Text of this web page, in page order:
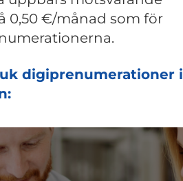
0,50 €/månad som för
digiprenumerationer i